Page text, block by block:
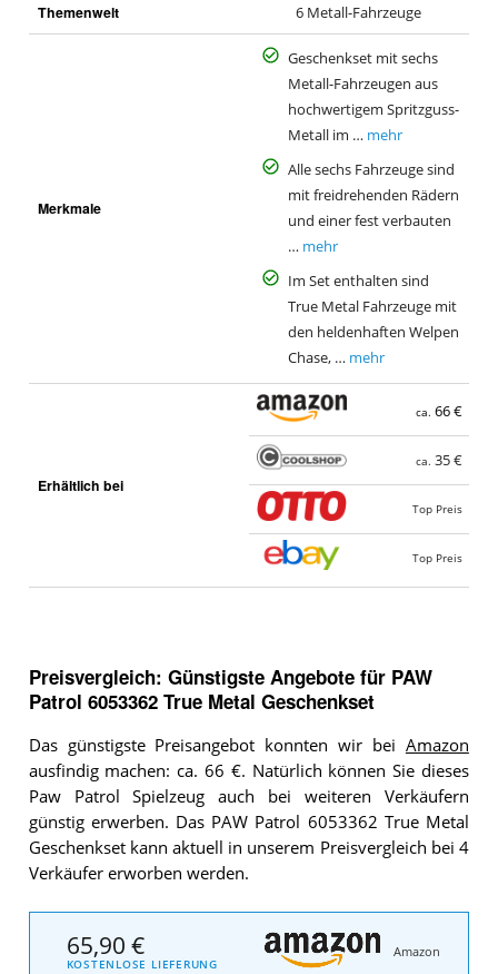
Themenwelt 6 Metall-Fahrzeuge
Merkmale
Geschenkset mit sechs
Metall-Fahrzeugen aus
hochwertigem Spritzguss-
Metall im … mehr
Alle sechs Fahrzeuge sind
mit freidrehenden Rädern
und einer fest verbauten
… mehr
Im Set enthalten sind
True Metal Fahrzeuge mit
den heldenhaften Welpen
Chase, … mehr
Erhältlich bei
ca. 66 €
ca. 35 €
Top Preis
Top Preis
Preisvergleich: Günstigste Angebote für PAW
Patrol 6053362 True Metal Geschenkset
Das günstigste Preisangebot konnten wir bei Amazon
ausfindig machen: ca. 66 €. Natürlich können Sie dieses
Paw Patrol Spielzeug auch bei weiteren Verkäufern
günstig erwerben. Das PAW Patrol 6053362 True Metal
Geschenkset kann aktuell in unserem Preisvergleich bei 4
Verkäufer erworben werden.
65,90 €
KOSTENLOSE LIEFERUNG
Amazon